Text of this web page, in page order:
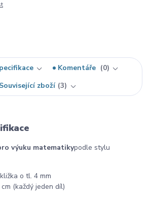
Komentáře
0
Související zboží 3
výuku matematikypodle stylu
o tl. 4 mm
(každý jeden díl)